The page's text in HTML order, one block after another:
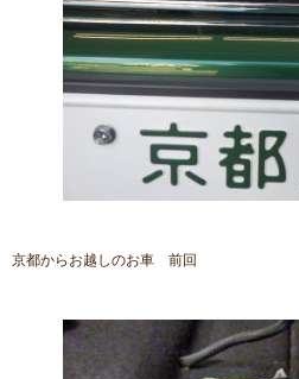
京都からお越しのお車 前回